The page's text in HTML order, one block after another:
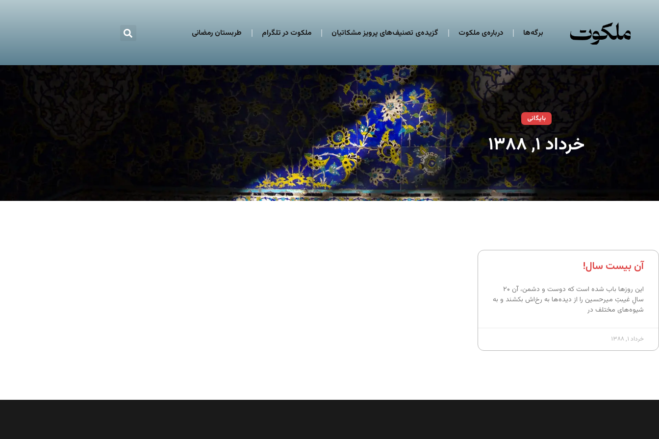
برگه‌ها درباره‌ی ملکوت گزیده‌ی تصنیف‌های پرویز مشکاتیان ملکوت در تلگرام طربستان رمضانی
بایگانی
خرداد ۱, ۱۳۸۸
آن بیست سال!
این روزها باب شده است که دوست و دشمن، آن ۲۰
سالِ غیبتِ میرحسین را از دیده‌ها به رخ‌اش بکشند و به
شیوه‌های مختلف در
خرداد ۱, ۱۳۸۸